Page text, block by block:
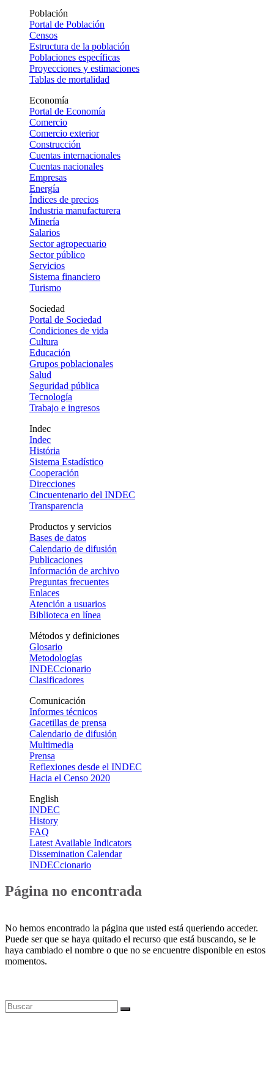
Población
Portal de Población
Censos
Estructura de la población
Poblaciones específicas
Proyecciones y estimaciones
Tablas de mortalidad
Economía
Portal de Economía
Comercio
Comercio exterior
Construcción
Cuentas internacionales
Cuentas nacionales
Empresas
Energía
Índices de precios
Industria manufacturera
Minería
Salarios
Sector agropecuario
Sector público
Servicios
Sistema financiero
Turismo
Sociedad
Portal de Sociedad
Condiciones de vida
Cultura
Educación
Grupos poblacionales
Salud
Seguridad pública
Tecnología
Trabajo e ingresos
Indec
Indec
História
Sistema Estadístico
Cooperación
Direcciones
Cincuentenario del INDEC
Transparencia
Productos y servicios
Bases de datos
Calendario de difusión
Publicaciones
Información de archivo
Preguntas frecuentes
Enlaces
Atención a usuarios
Biblioteca en línea
Métodos y definiciones
Glosario
Metodologías
INDECcionario
Clasificadores
Comunicación
Informes técnicos
Gacetillas de prensa
Calendario de difusión
Multimedia
Prensa
Reflexiones desde el INDEC
Hacia el Censo 2020
English
INDEC
History
FAQ
Latest Available Indicators
Dissemination Calendar
INDECcionario
Página no encontrada
No hemos encontrado la página que usted está queriendo acceder.
Puede ser que se haya quitado el recurso que está buscando, se le
haya cambiado el nombre o que no se encuentre disponible en estos
momentos.